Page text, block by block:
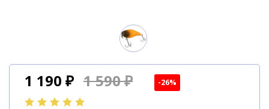
1 190 ₽ 1 590 ₽ -26%